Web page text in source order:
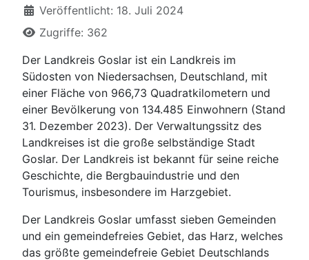
Veröffentlicht: 18. Juli 2024
Zugriffe: 362
Der Landkreis Goslar ist ein Landkreis im
Südosten von Niedersachsen, Deutschland, mit
einer Fläche von 966,73 Quadratkilometern und
einer Bevölkerung von 134.485 Einwohnern (Stand
31. Dezember 2023). Der Verwaltungssitz des
Landkreises ist die große selbständige Stadt
Goslar. Der Landkreis ist bekannt für seine reiche
Geschichte, die Bergbauindustrie und den
Tourismus, insbesondere im Harzgebiet.
Der Landkreis Goslar umfasst sieben Gemeinden
und ein gemeindefreies Gebiet, das Harz, welches
das größte gemeindefreie Gebiet Deutschlands